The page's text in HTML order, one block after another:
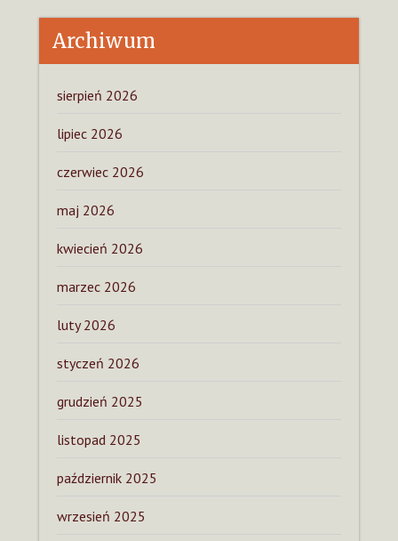
Archiwum
sierpień 2026
lipiec 2026
czerwiec 2026
maj 2026
kwiecień 2026
marzec 2026
luty 2026
styczeń 2026
grudzień 2025
listopad 2025
październik 2025
wrzesień 2025